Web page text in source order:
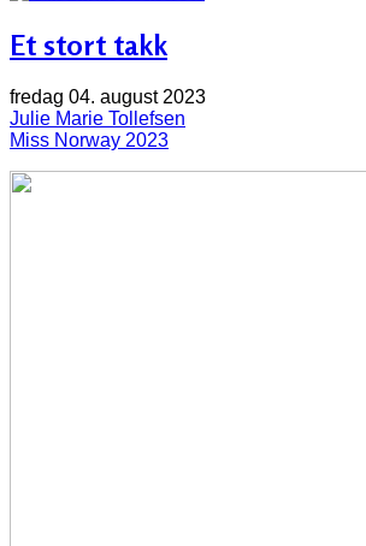
Et stort takk
fredag 04. august 2023
Julie Marie Tollefsen
Miss Norway 2023